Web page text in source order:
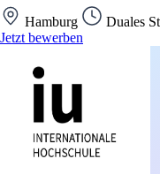
Hamburg Duales
Jetzt bewerben